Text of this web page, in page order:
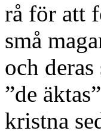
rå för att
små
och
”de
kristna